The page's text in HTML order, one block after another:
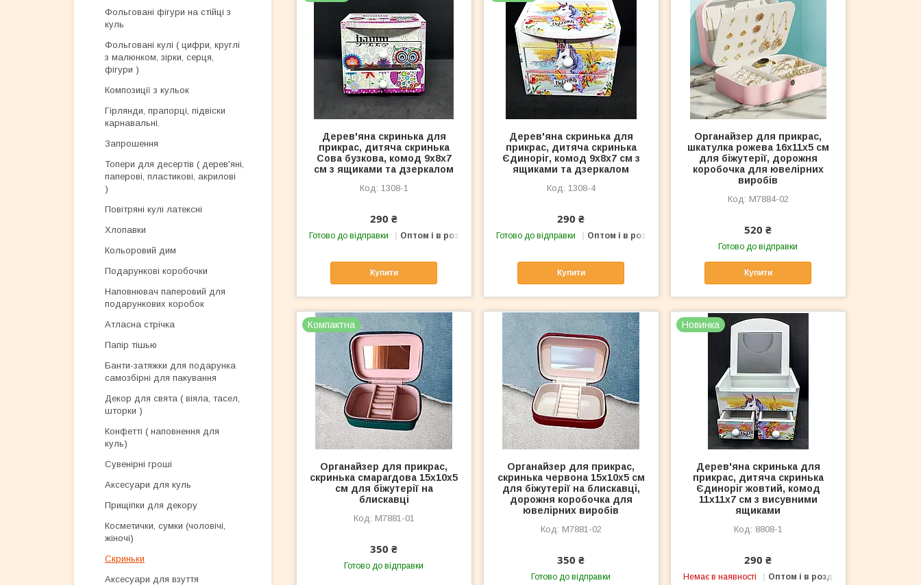
Дерев'яна скринька для
прикрас, дитяча скринька
Сова бузкова, комод 9х8х7
см з ящиками та дзеркалом
1308-1
290 ₴
Готово до відправки Оптом і в роздріб
Купити
Дерев'яна скринька для
прикрас, дитяча скринька
Єдиноріг, комод 9х8х7 см з
ящиками та дзеркалом
1308-4
290 ₴
Готово до відправки Оптом і в роздріб
Купити
Органайзер для прикрас,
шкатулка рожева 16х11х5 см
для біжутерії, дорожня
коробочка для ювелірних
виробів
M7884-02
520 ₴
Готово до відправки
Купити
Компактна
Органайзер для прикрас,
скринька смарагдова 15х10х5
см для біжутерії на
блискавці
M7881-01
350 ₴
Готово до відправки
Органайзер для прикрас,
скринька червона 15х10х5 см
для біжутерії на блискавці,
дорожня коробочка для
ювелірних виробів
M7881-02
350 ₴
Готово до відправки
Новинка
Дерев'яна скринька для
прикрас, дитяча скринька
Єдиноріг жовтий, комод
11х11х7 см з висувними
ящиками
8808-1
290 ₴
Немає в наявності Оптом і в роздріб
Фольговані фігури на стійці з
куль
Фольговані кулі ( цифри, круглі
з малюнком, зірки, серця,
фігури )
Композиції з кульок
Гірлянди, прапорці, підвіски
карнавальні.
Запрошення
Топери для десертів ( дерев'яні,
паперові, пластикові, акрилові
)
Повітряні кулі латексні
Хлопавки
Кольоровий дим
Подарункові коробочки
Наповнювач паперовий для
подарункових коробок
Атласна стрічка
Папір тішью
Банти-затяжки для подарунка
самозбірні для пакування
Декор для свята ( віяла, тасел,
шторки )
Конфетті ( наповнення для
куль)
Сувенірні гроші
Аксесуари для куль
Прищіпки для декору
Косметички, сумки (чоловічі,
жіночі)
Скриньки
Аксесуари для взуття